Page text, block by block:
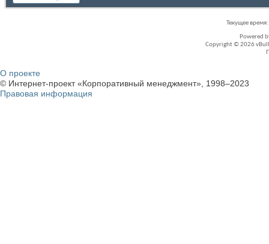
Текущее время:
Powered
Copyright © 2026
О проекте
© Интернет-проект «Корпоративный менеджмент», 1998–2023
Правовая информация